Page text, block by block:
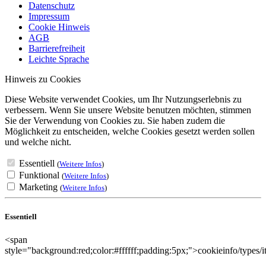
Datenschutz
Impressum
Cookie Hinweis
AGB
Barrierefreiheit
Leichte Sprache
Hinweis zu Cookies
Diese Website verwendet Cookies, um Ihr Nutzungserlebnis zu
verbessern. Wenn Sie unsere Website benutzen möchten, stimmen
Sie der Verwendung von Cookies zu. Sie haben zudem die
Möglichkeit zu entscheiden, welche Cookies gesetzt werden sollen
und welche nicht.
Essentiell (Weitere Infos)
Funktional (Weitere Infos)
Marketing (Weitere Infos)
Essentiell
<span
style="background:red;color:#ffffff;padding:5px;">cookieinfo/types/